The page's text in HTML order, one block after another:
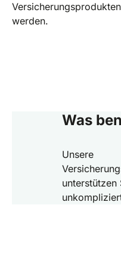
werden.
Was
Unsere
unterstützen